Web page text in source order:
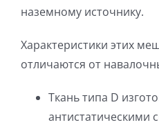
наземному источнику.
Характеристики этих
отличаются от
Ткань типа D
антистатическими